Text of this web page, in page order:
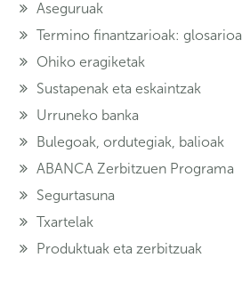
Aseguruak
Termino finantzarioak: glosarioa
Ohiko eragiketak
Sustapenak eta eskaintzak
Urruneko banka
Bulegoak, ordutegiak, balioak
ABANCA Zerbitzuen Programa
Segurtasuna
Txartelak
Produktuak eta zerbitzuak